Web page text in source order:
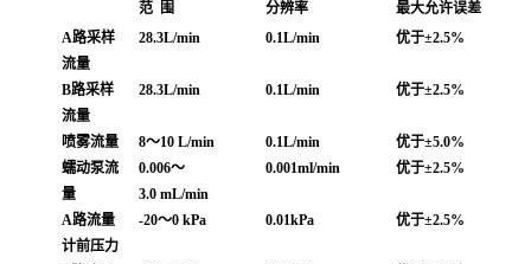
范 围 分辨率 最大允许误差
A路采样
流量
28.3L/min 0.1L/min 优于±2.5%
B路采样
流量
28.3L/min 0.1L/min 优于±2.5%
喷雾流量 8～10 L/min 0.1L/min
优于±5.0%
蠕动泵流
量
0.006～
3.0 mL/min
0.001ml/min 优于±2.5%
A路流量
计前压力
-20～0 kPa 0.01kPa 优于±2.5%